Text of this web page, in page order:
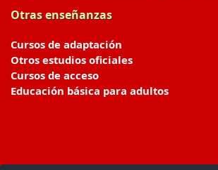
Otras enseñanzas
Cursos de adaptación
Otros estudios oficiales
Cursos de acceso
Educación básica para adultos